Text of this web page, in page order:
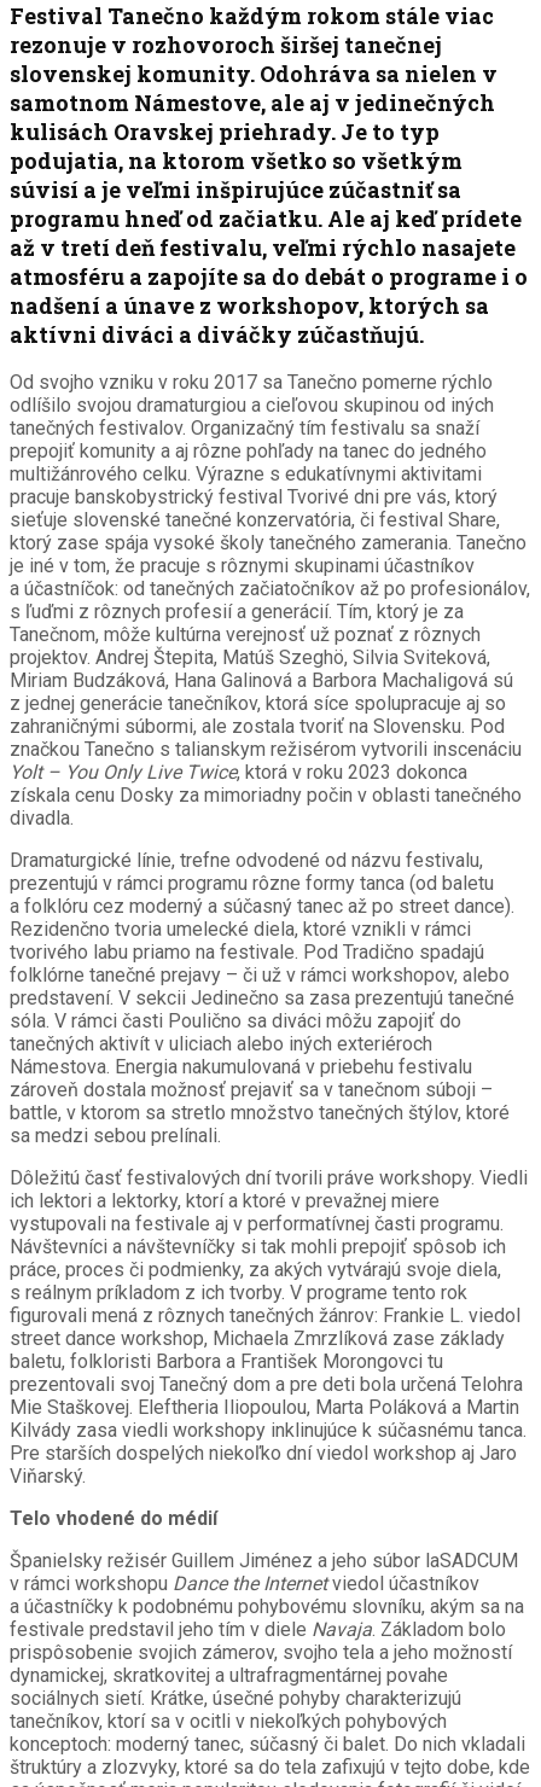
Festival Tanečno každým rokom stále viac
rezonuje v rozhovoroch širšej tanečnej
slovenskej komunity. Odohráva sa nielen v
samotnom Námestove, ale aj v jedinečných
kulisách Oravskej priehrady. Je to typ
podujatia, na ktorom všetko so všetkým
súvisí a je veľmi inšpirujúce zúčastniť sa
programu hneď od začiatku. Ale aj keď prídete
až v tretí deň festivalu, veľmi rýchlo nasajete
atmosféru a zapojíte sa do debát o programe i o
nadšení a únave z workshopov, ktorých sa
aktívni diváci a diváčky zúčastňujú.
Od svojho vzniku v roku 2017 sa Tanečno pomerne rýchlo
odlíšilo svojou dramaturgiou a cieľovou skupinou od iných
tanečných festivalov. Organizačný tím festivalu sa snaží
prepojiť komunity a aj rôzne pohľady na tanec do jedného
multižánrového celku. Výrazne s edukatívnymi aktivitami
pracuje banskobystrický festival Tvorivé dni pre vás, ktorý
sieťuje slovenské tanečné konzervatória, či festival Share,
ktorý zase spája vysoké školy tanečného zamerania. Tanečno
je iné v tom, že pracuje s rôznymi skupinami účastníkov
a účastníčok: od tanečných začiatočníkov až po profesionálov,
s ľuďmi z rôznych profesií a generácií. Tím, ktorý je za
Tanečnom, môže kultúrna verejnosť už poznať z rôznych
projektov. Andrej Štepita, Matúš Szeghö, Silvia Sviteková,
Miriam Budzáková, Hana Galinová a Barbora Machaligová sú
z jednej generácie tanečníkov, ktorá síce spolupracuje aj so
zahraničnými súbormi, ale zostala tvoriť na Slovensku. Pod
značkou Tanečno s talianskym režisérom vytvorili inscenáciu
Yolt – You Only Live Twice, ktorá v roku 2023 dokonca
získala cenu Dosky za mimoriadny počin v oblasti tanečného
divadla.
Dramaturgické línie, trefne odvodené od názvu festivalu,
prezentujú v rámci programu rôzne formy tanca (od baletu
a folklóru cez moderný a súčasný tanec až po street dance).
Rezidenčno tvoria umelecké diela, ktoré vznikli v rámci
tvorivého labu priamo na festivale. Pod Tradično spadajú
folklórne tanečné prejavy – či už v rámci workshopov, alebo
predstavení. V sekcii Jedinečno sa zasa prezentujú tanečné
sóla. V rámci časti Poulično sa diváci môžu zapojiť do
tanečných aktivít v uliciach alebo iných exteriéroch
Námestova. Energia nakumulovaná v priebehu festivalu
zároveň dostala možnosť prejaviť sa v tanečnom súboji –
battle, v ktorom sa stretlo množstvo tanečných štýlov, ktoré
sa medzi sebou prelínali.
Dôležitú časť festivalových dní tvorili práve workshopy. Viedli
ich lektori a lektorky, ktorí a ktoré v prevažnej miere
vystupovali na festivale aj v performatívnej časti programu.
Návštevníci a návštevníčky si tak mohli prepojiť spôsob ich
práce, proces či podmienky, za akých vytvárajú svoje diela,
s reálnym príkladom z ich tvorby. V programe tento rok
figurovali mená z rôznych tanečných žánrov: Frankie L. viedol
street dance workshop, Michaela Zmrzlíková zase základy
baletu, folkloristi Barbora a František Morongovci tu
prezentovali svoj Tanečný dom a pre deti bola určená Telohra
Mie Staškovej. Eleftheria Iliopoulou, Marta Poláková a Martin
Kilvády zasa viedli workshopy inklinujúce k súčasnému tanca.
Pre starších dospelých niekoľko dní viedol workshop aj Jaro
Viňarský.
Telo vhodené do médií
Španielsky režisér Guillem Jiménez a jeho súbor laSADCUM
v rámci workshopu Dance the Internetviedol účastníkov
a účastníčky k podobnému pohybovému slovníku, akým sa na
festivale predstavil jeho tím v diele Navaja. Základom bolo
prispôsobenie svojich zámerov, svojho tela a jeho možností
dynamickej, skratkovitej a ultrafragmentárnej povahe
sociálnych sietí. Krátke, úsečné pohyby charakterizujú
tanečníkov, ktorí sa v ocitli v niekoľkých pohybových
konceptoch: moderný tanec, súčasný či balet. Do nich vkladali
štruktúry a zlozvyky, ktoré sa do tela zafixujú v tejto dobe, kde